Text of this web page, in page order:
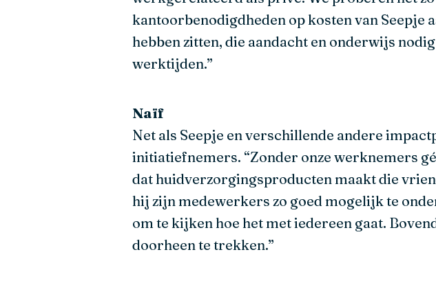
kantoorbenodigdheden op kosten van Seepje
hebben zitten, die aandacht en onderwijs
werktijden.”
Naïf
Net als Seepje en verschillende andere
initiatiefnemers. “Zonder onze werknemers
dat huidverzorgingsproducten maakt die
hij zijn medewerkers zo goed mogelijk te
om te kijken hoe het met iedereen gaat.
doorheen te trekken.”